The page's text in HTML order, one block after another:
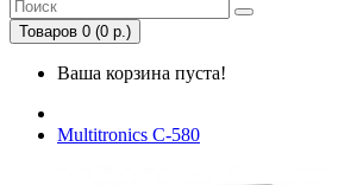
Товаров 0 (0 р.)
Ваша корзина пуста!
Multitronics C-580